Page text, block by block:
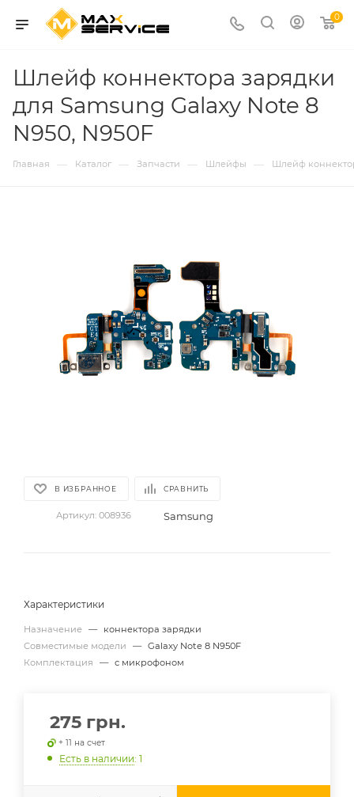
0
Шлейф коннектора зарядки
для Samsung Galaxy Note 8
N950, N950F
Главная — Каталог — Запчасти — Шлейфы — Шлейф
В ИЗБРАННОЕ СРАВНИТЬ
Артикул: 008936 Samsung
Характеристики
Назначение —
коннектора зарядки
Совместимые модели
— Galaxy Note 8 N950F
Комплектация
— с микрофоном
275 грн.
+ 11 на счет
Есть в наличии: 1